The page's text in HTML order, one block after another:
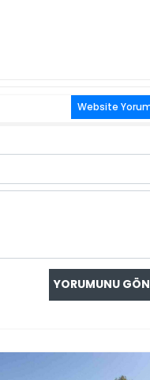
Website